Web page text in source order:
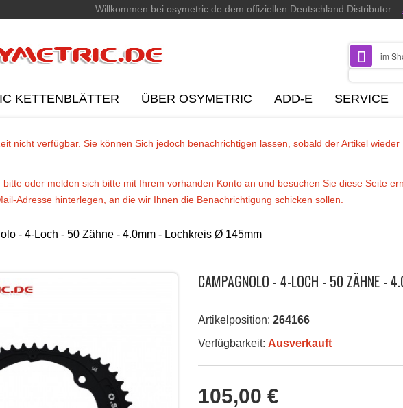
Willkommen bei osymetric.de dem offiziellen Deutschland Distributor
KETTENBLÄTTER ÜBER OSYMETRIC ADD-E SERVICE
nicht verfügbar. Sie können Sich jedoch benachrichtigen lassen, sobald der Artikel wieder
oder melden sich bitte mit Ihrem vorhanden Konto an und besuchen Sie diese Seite
Adresse hinterlegen, an die wir Ihnen die Benachrichtigung schicken sollen.
- 4-Loch - 50 Zähne - 4.0mm - Lochkreis Ø 145mm
CAMPAGNOLO - 4-LOCH - 50 ZÄHNE -
Artikelposition: 264166
Verfügbarkeit: Ausverkauft
105,00 €